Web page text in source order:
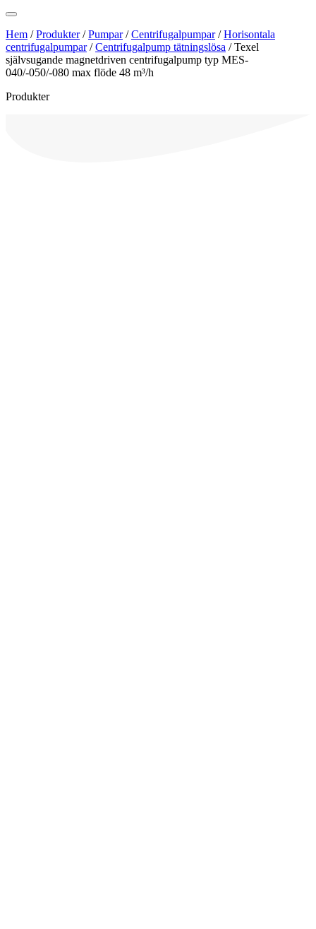
Hem /Produkter/Pumpar/Centrifugalpumpar/Horisontala
centrifugalpumpar/Centrifugalpump tätningslösa /Texel
självsugande magnetdriven centrifugalpump typ MES-
040/-050/-080 max flöde 48 m³/h
Produkter